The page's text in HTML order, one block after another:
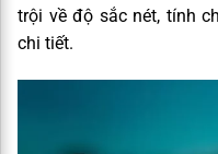
trội về độ sắc nét, tính
chi tiết.